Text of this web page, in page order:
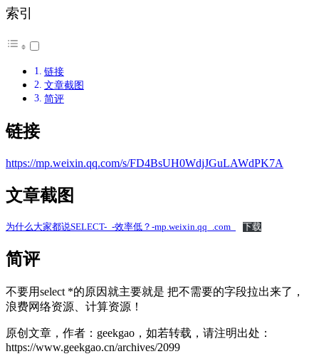
索引
链接
文章截图
简评
链接
https://mp.weixin.qq.com/s/FD4BsUH0WdjJGuLAWdPK7A
文章截图
为什么大家都说SELECT-_-效率低？-mp.weixin.qq_.com_ 下载
简评
不要用select *的原因就主要就是 把不需要的字段拉出来了，
浪费网络资源、计算资源！
原创文章，作者：geekgao，如若转载，请注明出处：
https://www.geekgao.cn/archives/2099